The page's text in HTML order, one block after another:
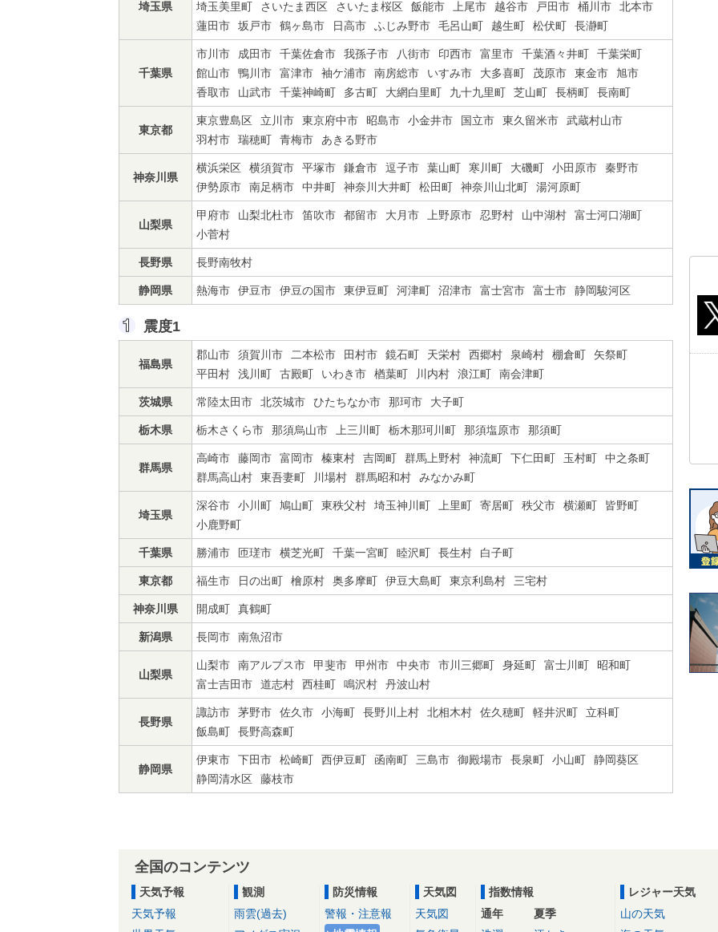
埼玉県
埼玉美里町
さいたま西区 さいたま桜区 飯能市 上尾市 越谷市 戸田市 桶川市
北本市
蓮田市
坂戸市 鶴ヶ島市 日高市 ふじみ野市 毛呂山町 越生町 松伏町 長瀞町
千葉県
市川市 成田市 千葉佐倉市 我孫子市 八街市 印西市 富里市 千葉酒々井町
千葉栄町
館山市
鴨川市 富津市 袖ケ浦市 南房総市 いすみ市 大多喜町 茂原市 東金市
旭市
香取市
山武市 千葉神崎町 多古町 大網白里町 九十九里町 芝山町 長柄町 長南町
東京都
東京豊島区 立川市 東京府中市 昭島市 小金井市 国立市 東久留米市
武蔵村山市
羽村市
瑞穂町 青梅市 あきる野市
神奈川県
横浜栄区 横須賀市 平塚市 鎌倉市 逗子市 葉山町 寒川町 大磯町 小田原市
秦野市
伊勢原市
南足柄市 中井町 神奈川大井町 松田町 神奈川山北町 湯河原町
山梨県
甲府市 山梨北杜市 笛吹市 都留市 大月市 上野原市 忍野村 山中湖村
富士河口湖町
小菅村
長野県 長野南牧村
静岡県 熱海市 伊豆市 伊豆の国市 東伊豆町 河津町 沼津市 富士宮市 富士市 静岡駿河区
震度1
福島県
郡山市 須賀川市 二本松市 田村市 鏡石町 天栄村 西郷村 泉崎村 棚倉町
矢祭町
平田村
浅川町 古殿町 いわき市 楢葉町 川内村 浪江町 南会津町
茨城県 常陸太田市 北茨城市 ひたちなか市 那珂市 大子町
栃木県 栃木さくら市 那須烏山市 上三川町 栃木那珂川町 那須塩原市 那須町
群馬県
高崎市 藤岡市 富岡市 榛東村 吉岡町 群馬上野村 神流町 下仁田町 玉村町
中之条町
群馬高山村
東吾妻町 川場村 群馬昭和村 みなかみ町
埼玉県
深谷市 小川町 鳩山町 東秩父村 埼玉神川町 上里町 寄居町 秩父市 横瀬町
皆野町
小鹿野町
千葉県 勝浦市 匝瑳市 横芝光町 千葉一宮町 睦沢町 長生村 白子町
東京都 福生市 日の出町 檜原村 奥多摩町 伊豆大島町 東京利島村 三宅村
神奈川県 開成町 真鶴町
新潟県 長岡市 南魚沼市
山梨県
山梨市 南アルプス市 甲斐市 甲州市 中央市 市川三郷町 身延町 富士川町
昭和町
富士吉田市
道志村 西桂町 鳴沢村 丹波山村
長野県
諏訪市 茅野市 佐久市 小海町 長野川上村 北相木村 佐久穂町 軽井沢町
立科町
飯島町
長野高森町
静岡県
伊東市 下田市 松崎町 西伊豆町 函南町 三島市 御殿場市 長泉町 小山町
静岡葵区
静岡清水区
藤枝市
全国のコンテンツ
天気予報
天気予報
観測
雨雲(過去)
防災情報
警報・注意報
天気図
天気図
指数情報
通年
夏季
レジャー天気
山の天気